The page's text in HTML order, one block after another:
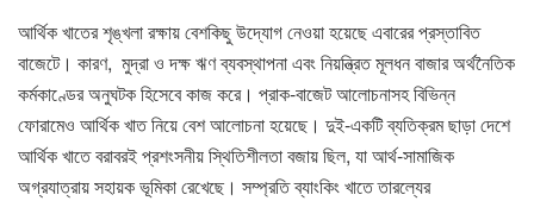
আর্থিক খাতের শৃঙ্খলা রক্ষায় বেশকিছু উদ্যোগ নেওয়া হয়েছে এবারের প্রস্তাবিত
বাজেটে। কারণ, মুদ্রা ও দক্ষ ঋণ ব্যবস্থাপনা এবং নিয়ন্ত্রিত মূলধন বাজার অর্থনৈতিক
কর্মকাণ্ডের অনুঘটক হিসেবে কাজ করে। প্রাক-বাজেট আলোচনাসহ বিভিন্ন
ফোরামেও আর্থিক খাত নিয়ে বেশ আলোচনা হয়েছে। দুই-একটি ব্যতিক্রম ছাড়া দেশে
আর্থিক খাতে বরাবরই প্রশংসনীয় স্থিতিশীলতা বজায় ছিল, যা আর্থ-সামাজিক
অগ্রযাত্রায় সহায়ক ভূমিকা রেখেছে। সম্প্রতি ব্যাংকিং খাতে তারল্যের